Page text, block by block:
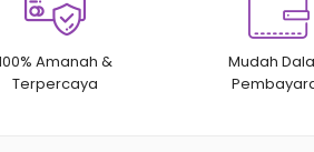
Amanah &
Terpercaya
Mudah